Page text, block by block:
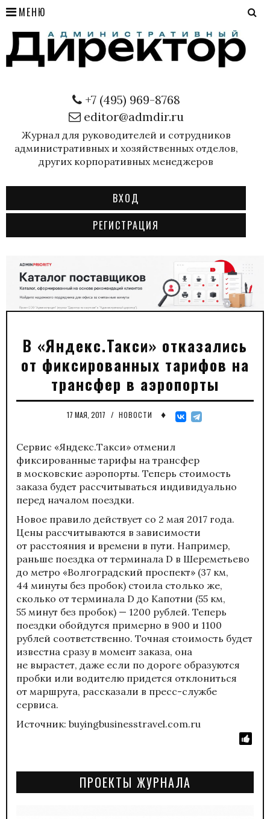
МЕНЮ
+7 (495) 969-8768
editor@admdir.ru
Журнал для руководителей и сотрудников
административных и хозяйственных отделов,
других корпоративных менеджеров
ВХОД
РЕГИСТРАЦИЯ
В «Яндекс.Такси» отказались
от фиксированных тарифов на
трансфер в аэропорты
17 МАЯ, 2017 / НОВОСТИ ♦
Сервис «Яндекс.Такси» отменил
фиксированные тарифы на трансфер
в московские аэропорты. Теперь стоимость
заказа будет рассчитываться индивидуально
перед началом поездки.
Новое правило действует со 2 мая 2017 года.
Цены рассчитываются в зависимости
от расстояния и времени в пути. Например,
раньше поездка от терминала D в Шереметьево
до метро «Волгоградский проспект» (37 км,
44 минуты без пробок) стоила столько же,
сколько от терминала D до Капотни (55 км,
55 минут без пробок) — 1200 рублей. Теперь
поездки обойдутся примерно в 900 и 1100
рублей соответственно. Точная стоимость будет
известна сразу в момент заказа, она
не вырастет, даже если по дороге образуются
пробки или водителю придется отклониться
от маршрута, рассказали в пресс-службе
сервиса.
Источник: buyingbusinesstravel.com.ru
ПРОЕКТЫ ЖУРНАЛА